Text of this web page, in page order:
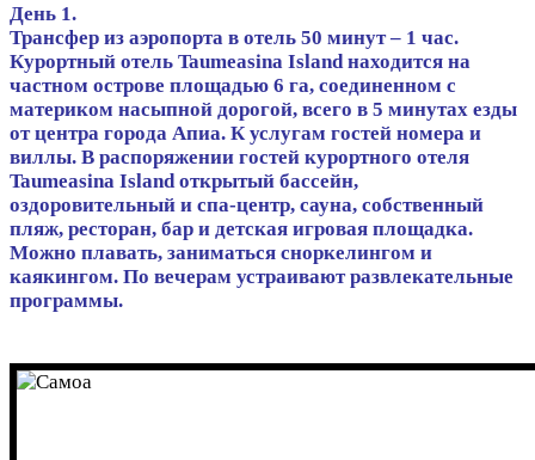
День 1.
Трансфер из аэропорта в отель 50 минут – 1 час.
Курортный отель Taumeasina Island находится на
частном острове площадью 6 га, соединенном с
материком насыпной дорогой, всего в 5 минутах езды
от центра города Апиа. К услугам гостей номера и
виллы. В распоряжении гостей курортного отеля
Taumeasina Island открытый бассейн,
оздоровительный и спа-центр, сауна, собственный
пляж, ресторан, бар и детская игровая площадка.
Можно плавать, заниматься сноркелингом и
каякингом. По вечерам устраивают развлекательные
программы.